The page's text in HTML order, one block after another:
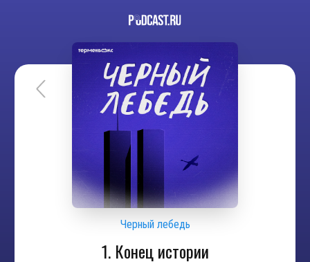
Черный лебедь
1. Конец истории